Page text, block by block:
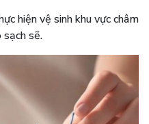
hiện vệ sinh khu vực châm
sẽ.